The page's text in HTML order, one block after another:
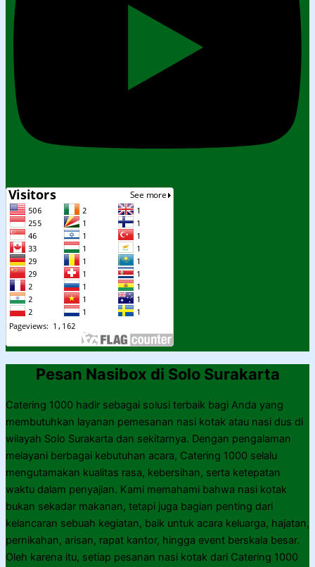
Pesan Nasibox di Solo Surakarta
Catering 1000 hadir sebagai solusi terbaik bagi Anda yang
membutuhkan layanan pemesanan nasi kotak atau nasi dus di
wilayah Solo Surakarta dan sekitarnya. Dengan pengalaman
melayani berbagai kebutuhan acara, Catering 1000 selalu
mengutamakan kualitas rasa, kebersihan, serta ketepatan
waktu dalam penyajian. Kami memahami bahwa nasi kotak
bukan sekadar makanan, tetapi juga bagian penting dari
kelancaran sebuah kegiatan, baik untuk acara keluarga, hajatan,
pernikahan, arisan, rapat kantor, hingga event berskala besar.
Oleh karena itu, setiap pesanan nasi kotak dari Catering 1000